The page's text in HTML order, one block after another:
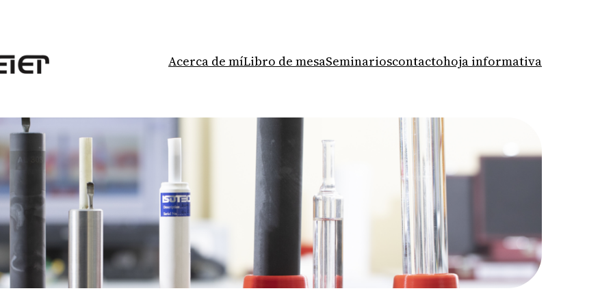
Acerca de míLibro de mesaSeminarioscontactohoja informativa